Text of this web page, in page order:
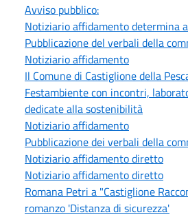
Avviso pubblico:
Notiziario affidamento determina
Pubblicazione del verbali della
Notiziario affidamento
Il Comune di Castiglione della
Festambiente con incontri,
dedicate alla sostenibilità
Notiziario affidamento
Pubblicazione dei verbali della
Notiziario affidamento diretto
Notiziario affidamento diretto
Romana Petri a "Castiglione
romanzo 'Distanza di sicurezza'